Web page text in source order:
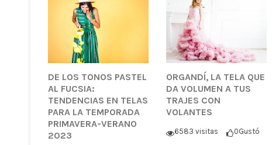
DE LOS TONOS PASTEL
AL FUCSIA:
TENDENCIAS EN TELAS
PARA LA TEMPORADA
PRIMAVERA-VERANO
2023
ORGANDÍ, LA TELA QUE
DA VOLUMEN A TUS
TRAJES CON
VOLANTES
6583 visitas 0Gustó